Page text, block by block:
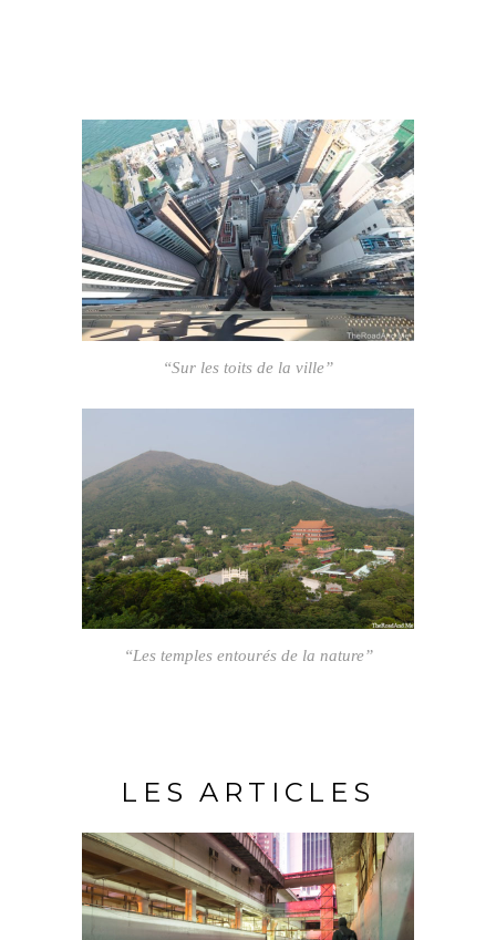
“Sur les toits de la ville”
“Les temples entourés de la nature”
LES ARTICLES